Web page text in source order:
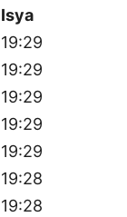
Isya
19:29
19:29
19:29
19:29
19:29
19:28
19:28